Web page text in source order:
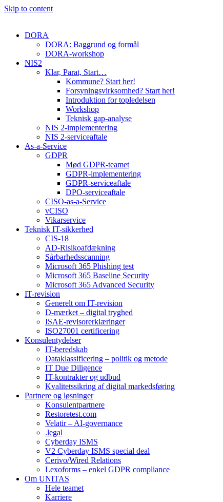
Skip to content
DORA
DORA: Baggrund og formål
DORA-workshop
NIS2
Klar, Parat, Start…
Kommune? Start her!
Forsyningsvirksomhed? Start her!
Introduktion for topledelsen
Workshop
Teknisk gap-analyse
NIS 2-implementering
NIS 2-serviceaftale
As-a-Service
GDPR
Mød GDPR-teamet
GDPR-implementering
GDPR-serviceaftale
DPO-serviceaftale
CISO-as-a-Service
vCISO
Vikarservice
Teknisk IT-sikkerhed
CIS-18
AD-Risikoafdækning
Sårbarhedsscanning
Microsoft 365 Phishing test
Microsoft 365 Baseline Security
Microsoft 365 Advanced Security
IT-revision
Generelt om IT-revision
D-mærket – digital tryghed
ISAE-revisorerklæringer
ISO27001 certificering
Konsulentydelser
IT-beredskab
Dataklassificering – politik og metode
IT Due Diligence
IT-kontrakter og udbud
Kvalitetssikring af digital markedsføring
Partnere og løsninger
Konsulentpartnere
Restoretest.com
Velatir – AI-governance
.legal
Cyberday ISMS
V2 Cyberday ISMS special deal
Cerivo/Wired Relations
Lexoforms – enkel GDPR compliance
Om UNITAS
Hele teamet
Karriere